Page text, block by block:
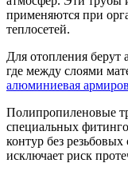
применяются при
теплосетей.
Для отопления
где между слоями
алюминиевая
Полипропиленовые
специальных
контур без
исключает риск